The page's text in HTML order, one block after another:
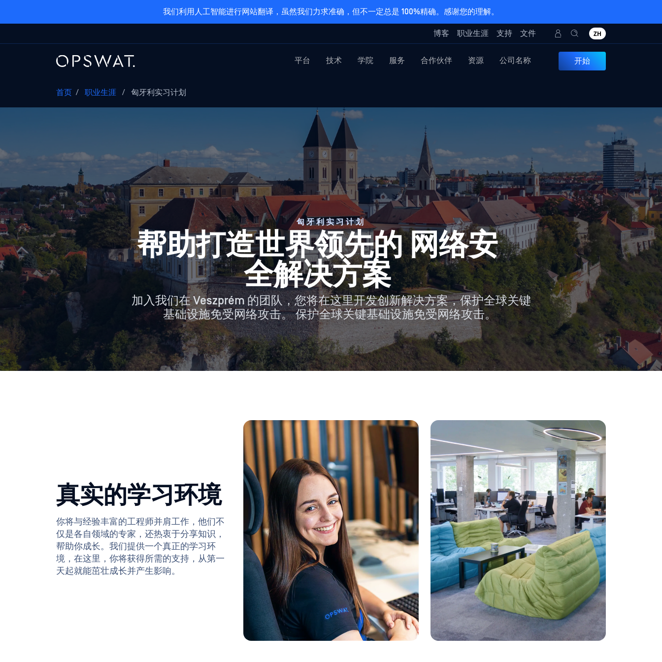
我们利用人工智能进行网站翻译，虽然我们力求准确，但不一定总是 100%精确。感谢您的理解。
博客 职业生涯 支持 文件 ZH
平台 技术 学院 服务 合作伙伴 资源 公司名称 开始
首页 / 职业生涯 / 匈牙利实习计划
匈牙利实习计划
帮助打造世界领先的 网络安
全解决方案
加入我们在 Veszprém 的团队，您将在这里开发创新解决方案，保护全球关键
基础设施免受网络攻击。 保护全球关键基础设施免受网络攻击。
真实的学习环境
你将与经验丰富的工程师并肩工作，他们不
仅是各自领域的专家，还热衷于分享知识，
帮助你成长。我们提供一个真正的学习环
境，在这里，你将获得所需的支持，从第一
天起就能茁壮成长并产生影响。